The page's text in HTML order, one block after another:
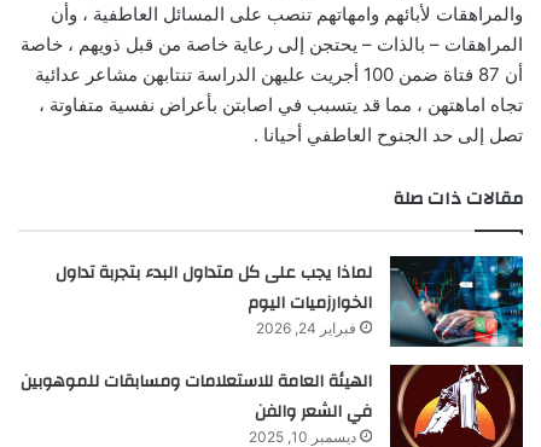
والمراهقات لأبائهم وامهاتهم تنصب على المسائل العاطفية ، وأن
المراهقات – بالذات – يحتجن إلى رعاية خاصة من قبل ذويهم ، خاصة
أن 87 فتاة ضمن 100 أجريت عليهن الدراسة تنتابهن مشاعر عدائية
تجاه اماهتهن ، مما قد يتسبب في اصابتن بأعراض نفسية متفاوتة ،
تصل إلى حد الجنوح العاطفي أحيانا .
مقالات ذات صلة
لماذا يجب على كل متداول البدء بتجربة تداول
الخوارزميات اليوم
فبراير 24, 2026
الهيئة العامة للاستعلامات ومسابقات للموهوبين
في الشعر والفن
ديسمبر 10, 2025